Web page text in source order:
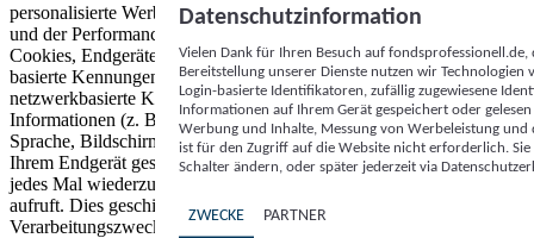
personalisierte Werbung und Inhalte, Messung von Werbeleistung
und der Performance von Inhalten sowie Zielgruppenforschung.
Cookies, Endgeräte- oder ähnliche Online-Kennungen (z. B. login-
basierte Kennungen, zufällig generierte Kennungen,
netzwerkbasierte Kennungen) können zusammen mit anderen
Informationen (z. B. Browsertyp und Browserinformationen,
Sprache, Bildschirmgröße, unterstützte Technologien usw.) auf
Ihrem Endgerät gespeichert oder von dort ausgelesen werden, um es
jedes Mal wiederzuerkennen, wenn es eine App oder einer Webseite
aufruft. Dies geschieht für einen oder mehrere der hier aufgeführten
Verarbeitungszwecke.
Datenschutzinformation
Vielen Dank für Ihren Besuch auf
Bereitstellung unserer Dienste nutzen wir Technologien
Login-basierte Identifikatoren, zufällig zugewiesene
Informationen auf Ihrem Gerät gespeichert oder
Werbung und Inhalte, Messung von Werbeleistung
ist für den Zugriff auf die Website nicht erforderlich.
Schalter ändern, oder später jederzeit via
ZWECKE PARTNER